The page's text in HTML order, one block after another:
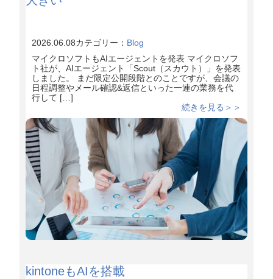
2026.06.08カテゴリー： Blog
マイクロソフトもAIエージェントを発表 マイクロソフ
ト社が、AIエージェント「Scout（スカウト）」を発表
しました。 まだ限定公開段階とのことですが、会議の
日程調整やメール確認&返信といった一連の業務を代
行して […]
続きを見る＞＞
kintoneもAIを搭載